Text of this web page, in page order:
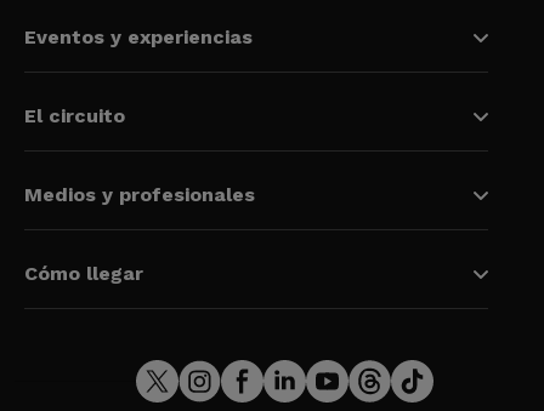
Eventos y experiencias
El circuito
Medios y profesionales
Cómo llegar